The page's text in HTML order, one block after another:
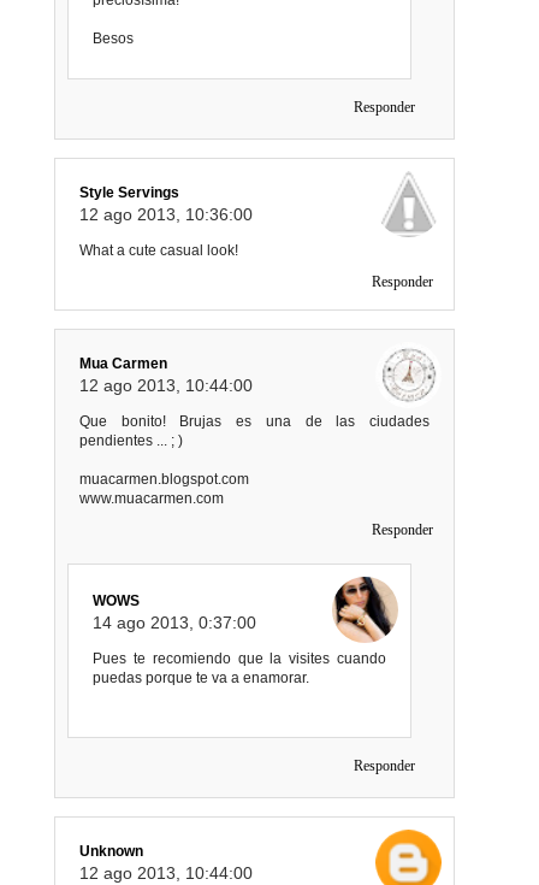
Besos
Responder
Style Servings
12 ago 2013, 10:36:00
What a cute casual look!
Responder
Mua Carmen
12 ago 2013, 10:44:00
Que bonito! Brujas es una de las ciudades
pendientes ... ; )
muacarmen.blogspot.com
www.muacarmen.com
Responder
WOWS
14 ago 2013, 0:37:00
Pues te recomiendo que la visites cuando
puedas porque te va a enamorar.
Responder
Unknown
12 ago 2013, 10:44:00